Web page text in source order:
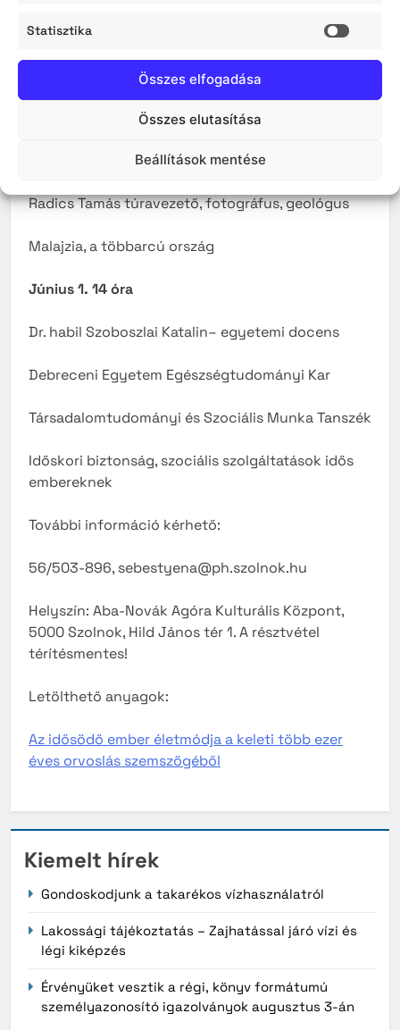
Statisztika
Összes elfogadása
Összes elutasítása
Beállítások mentése
Egészségtudományi Kar, Társadalomtudományi és
A betegek jogai és kötelezettségei az
egészségügyi ellátásban
Május 18. 14 óra
Radics Tamás túravezető, fotográfus, geológus
Malajzia, a többarcú ország
Június 1. 14 óra
Dr. habil Szoboszlai Katalin– egyetemi docens
Debreceni Egyetem Egészségtudományi Kar
Társadalomtudományi és Szociális Munka Tanszék
Időskori biztonság, szociális szolgáltatások idős
embereknek
További információ kérhető:
56/503-896, sebestyena@ph.szolnok.hu
Helyszín: Aba-Novák Agóra Kulturális Központ,
5000 Szolnok, Hild János tér 1. A résztvétel
térítésmentes!
Letölthető anyagok:
Az idősödő ember életmódja a keleti több ezer
éves orvoslás szemszögéből
Kiemelt hírek
Gondoskodjunk a takarékos vízhasználatról
Lakossági tájékoztatás – Zajhatással járó vízi és
légi kiképzés
Érvényüket vesztik a régi, könyv formátumú
személyazonosító igazolványok augusztus 3-án